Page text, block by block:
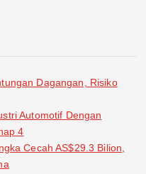
Dagangan, Risiko
Automotif Dengan
4
Cecah AS$29.3 Bilion,